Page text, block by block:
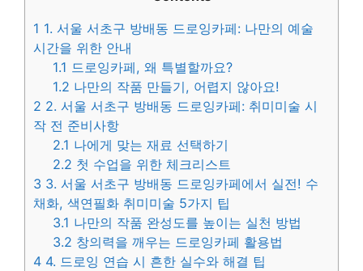
1 1. 서울 서초구 방배동 드로잉카페: 나만의 예술
시간을 위한 안내
1.1 드로잉카페, 왜 특별할까요?
1.2 나만의 작품 만들기, 어렵지 않아요!
2 2. 서울 서초구 방배동 드로잉카페: 취미미술 시
작 전 준비사항
2.1 나에게 맞는 재료 선택하기
2.2 첫 수업을 위한 체크리스트
3 3. 서울 서초구 방배동 드로잉카페에서 실전! 수
채화, 색연필화 취미미술 5가지 팁
3.1 나만의 작품 완성도를 높이는 실천 방법
3.2 창의력을 깨우는 드로잉카페 활용법
4 4. 드로잉 연습 시 흔한 실수와 해결 팁